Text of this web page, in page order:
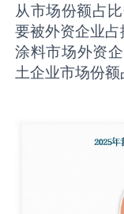
从市场份额占
要被外资企业
涂料市场外资
土企业市场份额